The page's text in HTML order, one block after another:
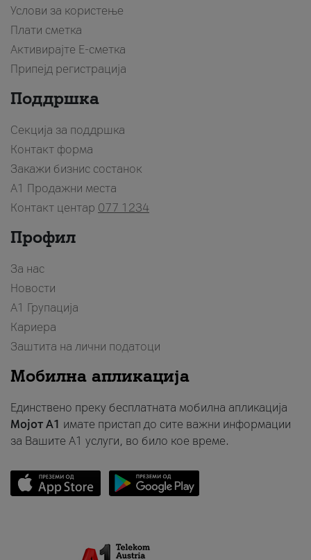
Услови за користење
Плати сметка
Активирајте Е-сметка
Припејд регистрација
Поддршка
Секција за поддршка
Контакт форма
Закажи бизнис состанок
A1 Продажни места
Контакт центар 077 1234
Профил
За нас
Новости
А1 Групација
Кариера
Заштита на лични податоци
Мобилна апликација
Единствено преку бесплатната мобилна апликација
Мојот A1 имате пристап до сите важни информации
за Вашите A1 услуги, во било кое време.